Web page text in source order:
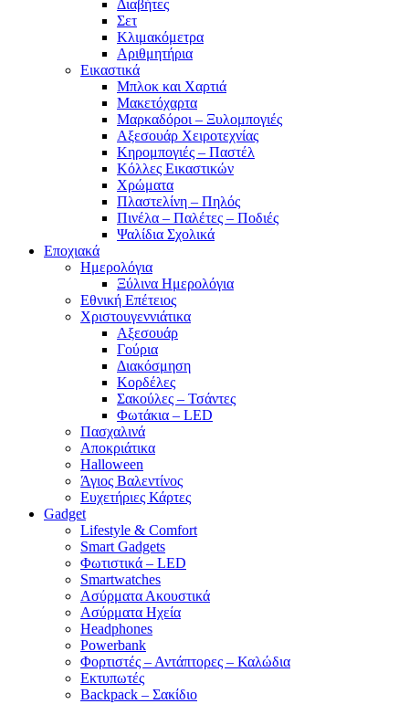
Διαβήτες
Σετ
Κλιμακόμετρα
Αριθμητήρια
Εικαστικά
Μπλοκ και Χαρτιά
Μακετόχαρτα
Μαρκαδόροι – Ξυλομπογιές
Αξεσουάρ Χειροτεχνίας
Κηρομπογιές – Παστέλ
Κόλλες Εικαστικών
Χρώματα
Πλαστελίνη – Πηλός
Πινέλα – Παλέτες – Ποδιές
Ψαλίδια Σχολικά
Εποχιακά
Ημερολόγια
Ξύλινα Ημερολόγια
Εθνική Επέτειος
Χριστουγεννιάτικα
Αξεσουάρ
Γούρια
Διακόσμηση
Κορδέλες
Σακούλες – Τσάντες
Φωτάκια – LED
Πασχαλινά
Αποκριάτικα
Halloween
Άγιος Βαλεντίνος
Ευχετήριες Κάρτες
Gadget
Lifestyle & Comfort
Smart Gadgets
Φωτιστικά – LED
Smartwatches
Ασύρματα Ακουστικά
Ασύρματα Ηχεία
Headphones
Powerbank
Φορτιστές – Αντάπτορες – Καλώδια
Εκτυπωτές
Backpack – Σακίδιο